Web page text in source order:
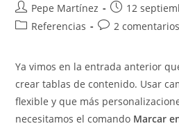
Autor
de
Pepe Martínez
Publicación
de
12
Categoría
entrada:
Referencias
Comentarios
entrada:
2 comentarios
Ya vimos en la entrada anterior
crear tablas de contenido. Usar
flexible y que más
necesitamos el comando Marcar